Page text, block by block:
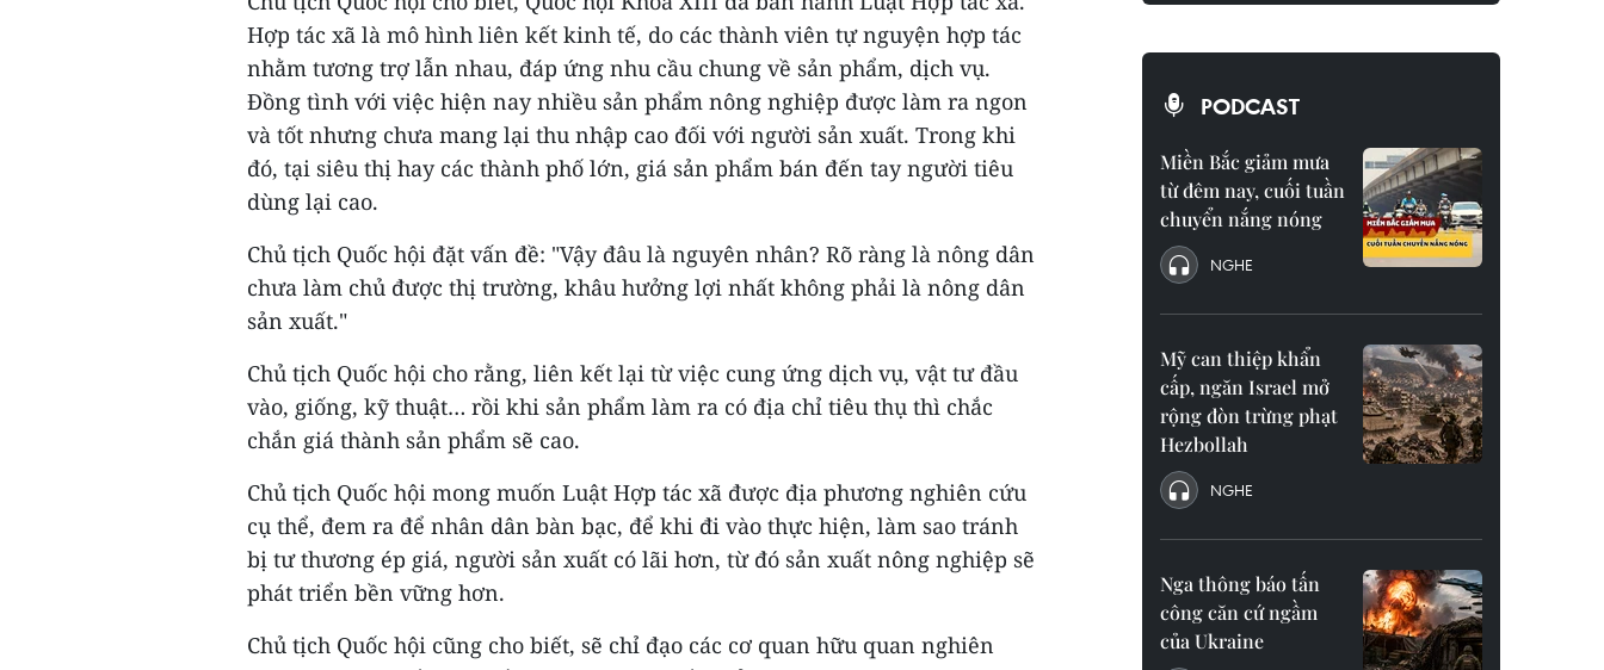
Hợp tác xã là mô hình liên kết kinh tế, do các thành viên tự nguyện hợp tác
nhằm tương trợ lẫn nhau, đáp ứng nhu cầu chung về sản phẩm, dịch vụ.
Đồng tình với việc hiện nay nhiều sản phẩm nông nghiệp được làm ra ngon
và tốt nhưng chưa mang lại thu nhập cao đối với người sản xuất. Trong khi
đó, tại siêu thị hay các thành phố lớn, giá sản phẩm bán đến tay người tiêu
dùng lại cao.
Chủ tịch Quốc hội đặt vấn đề: "Vậy đâu là nguyên nhân? Rõ ràng là nông dân
chưa làm chủ được thị trường, khâu hưởng lợi nhất không phải là nông dân
sản xuất."
Chủ tịch Quốc hội cho rằng, liên kết lại từ việc cung ứng dịch vụ, vật tư đầu
vào, giống, kỹ thuật… rồi khi sản phẩm làm ra có địa chỉ tiêu thụ thì chắc
chắn giá thành sản phẩm sẽ cao.
Chủ tịch Quốc hội mong muốn Luật Hợp tác xã được địa phương nghiên cứu
cụ thể, đem ra để nhân dân bàn bạc, để khi đi vào thực hiện, làm sao tránh
bị tư thương ép giá, người sản xuất có lãi hơn, từ đó sản xuất nông nghiệp sẽ
phát triển bền vững hơn.
Chủ tịch Quốc hội cũng cho biết, sẽ chỉ đạo các cơ quan hữu quan nghiên
PODCAST
Miền Bắc giảm mưa
từ đêm nay, cuối tuần
chuyển nắng nóng
NGHE
Mỹ can thiệp khẩn
cấp, ngăn Israel mở
rộng đòn trừng phạt
Hezbollah
NGHE
Nga thông báo tấn
công căn cứ ngầm
của Ukraine